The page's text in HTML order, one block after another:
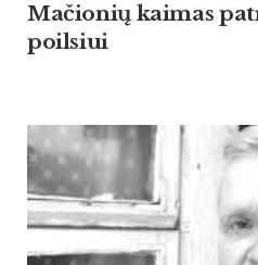
Mačionių kaimas
poilsiui